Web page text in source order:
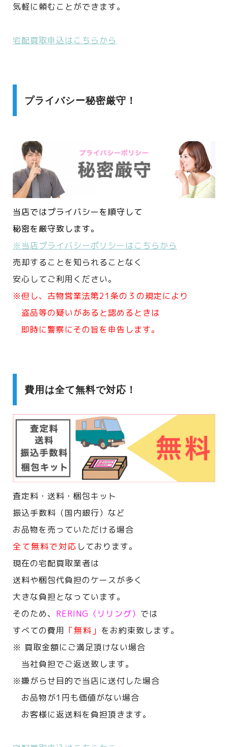
気軽に頼むことができます。
宅配買取申込はこちらから
プライバシー秘密厳守！
当店ではプライバシーを順守して
秘密を厳守致します。
※当店プライバシーポリシーはこちらから
売却することを知られることなく
安心してご利用ください。
※但し、古物営業法第21条の３の規定により
盗品等の疑いがあると認めるときは
即時に警察にその旨を申告します。
費用は全て無料で対応！
査定料・送料・梱包キット
振込手数料（国内銀行）など
お品物を売っていただける場合
全て無料で対応 しております。
現在の宅配買取業者は
送料や梱包代負担のケースが多く
大きな負担となっています。
そのため、 RERING（リリング） では
すべての費用 「無料」 をお約束致します。
※ 買取金額にご満足頂けない場合
当社負担でご返送致します。
※嫌がらせ目的で当店に送付した場合
お品物が1円も価値がない場合
お客様に返送料を負担頂きます。